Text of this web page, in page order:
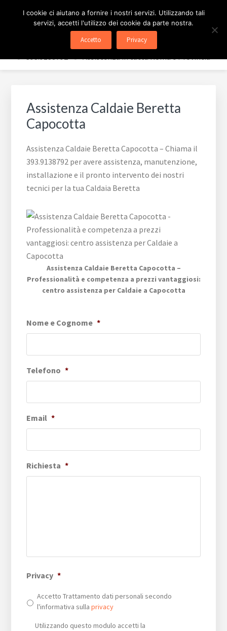
pagina
ASSISTENZA CALDAIE
BERETTA ROMA
✅ 393.9138792 - ✅ Assistenza in tutta Roma e Provincia
Assistenza Caldaie Beretta
Capocotta
Assistenza Caldaie Beretta Capocotta – Chiama il
393.9138792 per avere assistenza, manutenzione,
installazione e il pronto intervento dei nostri
tecnici per la tua Caldaia Beretta
Assistenza Caldaie Beretta Capocotta –
Professionalità e competenza a prezzi vantaggiosi:
centro assistenza per Caldaie a Capocotta
Nome e Cognome *
Telefono *
Email *
Richiesta *
Privacy *
Accetto Trattamento dati personali secondo
l'informativa sullaprivacy
Privacy *
Utilizzando questo modulo accetti la
I cookie ci aiutano a fornire i nostri servizi. Utilizzando tali
servizi, accetti l'utilizzo dei cookie da parte nostra.
Accetto Privacy